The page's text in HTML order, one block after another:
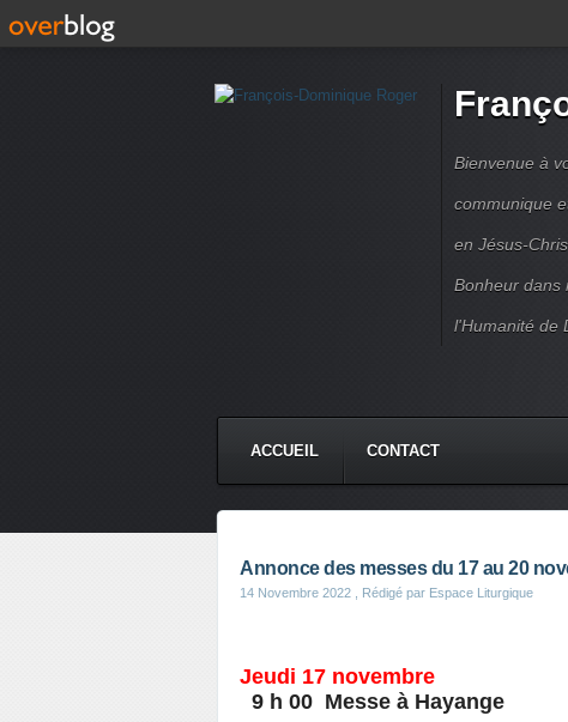
Bienvenue à
communique
en Jésus-
Bonheur dans
l'Humanité de
ACCUEIL CONTACT
Annonce des messes du 17 au 20
14 Novembre 2022 , Rédigé par Espace Liturgique
Jeudi 17 novembre
9 h 00 Messe à Hayange